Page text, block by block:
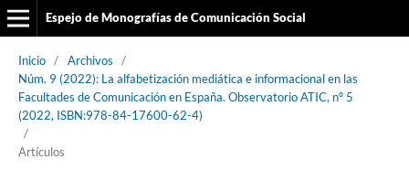
Espejo de Monografías de Comunicación Social
Inicio / Archivos
/
Núm. 9 (2022): La alfabetización mediática e informacional en las
Facultades de Comunicación en España. Observatorio ATIC, nº 5
(2022, ISBN:978-84-17600-62-4)
/
Artículos